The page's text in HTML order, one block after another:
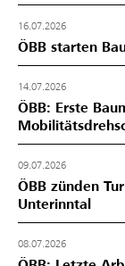
16.07.2026
ÖBB starten
14.07.2026
ÖBB: Erste
09.07.2026
ÖBB zünden
Unterinntal
08.07.2026